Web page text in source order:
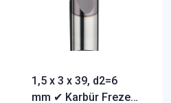
1,5 x 3 x 39, d2=6
mm ✔ Karbür Freze